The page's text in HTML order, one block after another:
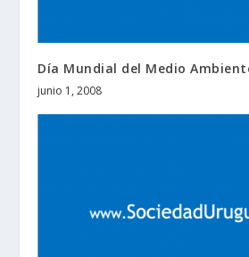
Día Mundial del Medio
junio 1, 2008